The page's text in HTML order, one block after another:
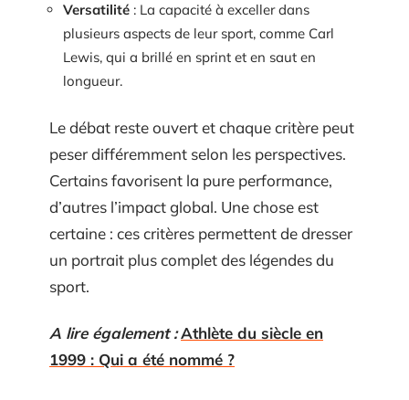
Versatilité : La capacité à exceller dans
plusieurs aspects de leur sport, comme Carl
Lewis, qui a brillé en sprint et en saut en
longueur.
Le débat reste ouvert et chaque critère peut
peser différemment selon les perspectives.
Certains favorisent la pure performance,
d’autres l’impact global. Une chose est
certaine : ces critères permettent de dresser
un portrait plus complet des légendes du
sport.
A lire également :Athlète du siècle en
1999 : Qui a été nommé ?